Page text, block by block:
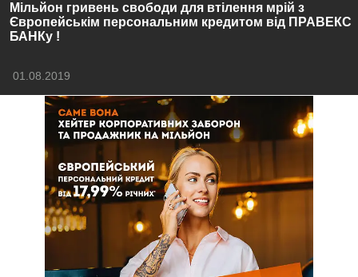
Мільйон гривень свободи для втілення мрій з
Європейськім персональним кредитом від ПРАВЕКС
БАНКу !
01.08.2019